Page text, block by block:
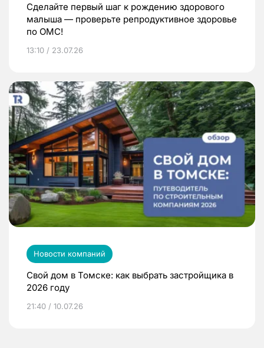
Сделайте первый шаг к рождению здорового
малыша — проверьте репродуктивное здоровье
по ОМС!
13:10 / 23.07.26
Новости компаний
Свой дом в Томске: как выбрать застройщика в
2026 году
21:40 / 10.07.26